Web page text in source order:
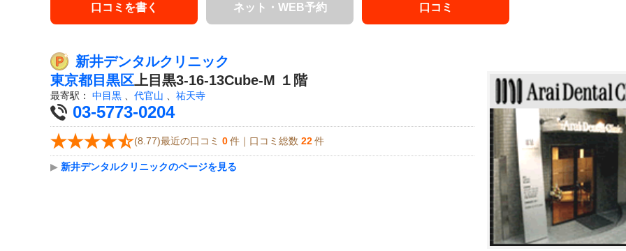
口コミを書く ネット・WEB予約 口コミ
新井デンタルクリニック
東京都目黒区上目黒3-16-13Cube-M １階
最寄駅： 中目黒 代官山 祐天寺
03-5773-0204
(8.77)最近の口コミ 0 件｜口コミ総数 22 件
▶ 新井デンタルクリニックのページを見る